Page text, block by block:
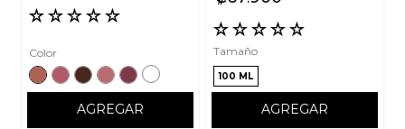
☆☆☆☆☆
Color
AGREGAR
☆☆☆☆☆
Tamaño
100 ML
AGREGAR